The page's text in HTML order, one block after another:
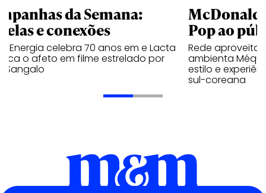
da Semana:
e conexões
Energia celebra 70 anos em e Lacta
o afeto em filme estrelado por
Sangalo
Pop ao
Rede aproveita
ambienta Méqui
estilo e
sul-coreana